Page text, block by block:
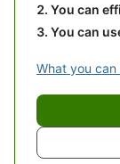
You can
You can
What you